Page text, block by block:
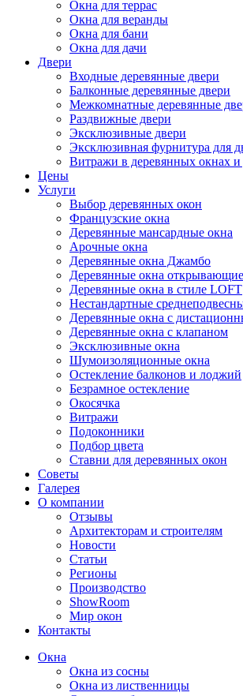
Окна для террас
Окна для веранды
Окна для бани
Окна для дачи
Двери
Входные деревянные двери
Балконные деревянные двери
Межкомнатные деревянные
Раздвижные двери
Эксклюзивные двери
Эксклюзивная фурнитура для
Витражи в деревянных окнах и
Цены
Услуги
Выбор деревянных окон
Французские окна
Деревянные мансардные окна
Арочные окна
Деревянные окна Джамбо
Деревянные окна
Деревянные окна в стиле LOFT
Нестандартные
Деревянные окна с
Деревянные окна с клапаном
Эксклюзивные окна
Шумоизоляционные окна
Остекление балконов и лоджий
Безрамное остекление
Окосячка
Витражи
Подоконники
Подбор цвета
Ставни для деревянных окон
Советы
Галерея
О компании
Отзывы
Архитекторам и строителям
Новости
Статьи
Регионы
Производство
ShowRoom
Мир окон
Контакты
Окна
Окна из сосны
Окна из лиственницы